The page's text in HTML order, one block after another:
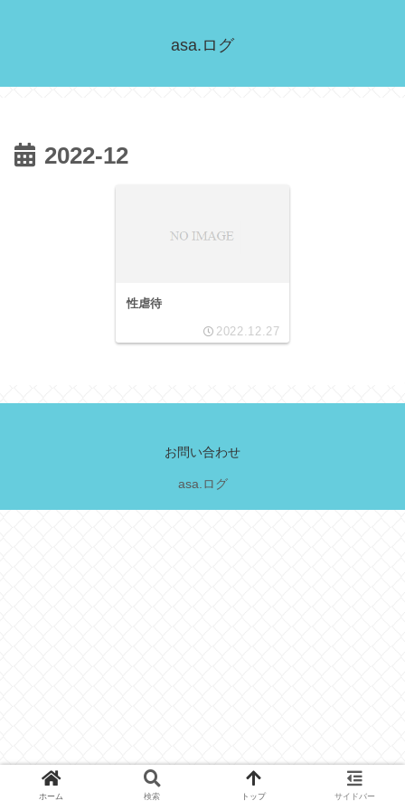
asa.ログ
2022-12
性虐待
2022.12.27
お問い合わせ
asa.ログ
ホーム 検索 トップ サイドバー